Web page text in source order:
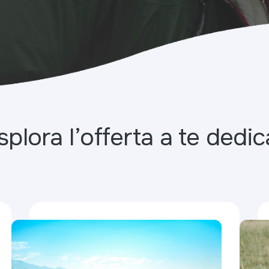
l’offerta a te